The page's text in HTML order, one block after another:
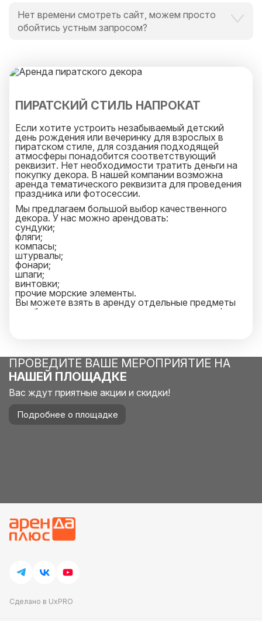
поскольку мы всегда идем навстречу и готовы
выручить в любой ситуации, поскольку
Нет времени смотреть сайт, можем просто
обойтись устным запросом?
И специально для Вас мы закрепим персонального
менеджера, который оперативно ответит на
сутки.
ПИРАТСКИЙ СТИЛЬ НАПРОКАТ
Если хотите устроить незабываемый детский
день рождения или вечеринку для взрослых в
пиратском стиле, для создания подходящей
атмосферы понадобится соответствующий
реквизит. Нет необходимости тратить деньги на
покупку декора. В нашей компании возможна
аренда тематического реквизита для проведения
праздника или фотосессии.
Мы предлагаем большой выбор качественного
декора. У нас можно арендовать:
сундуки;
фляги;
компасы;
штурвалы;
фонари;
шпаги;
винтовки;
прочие морские элементы.
Вы можете взять в аренду отдельные предметы
или большие декорации для создания атмосферы
использоваться при проведении конкурсов, игр и
развлечений, а также обустройства фотозоны.
Стоимость аренды в нашей компании невысокая,
при этом все элементы качественно изготовлены.
Доставим арендованные элементы на место
с нами, чтобы обсудить детали!
ПРОВЕДИТЕ ВАШЕ МЕРОПРИЯТИЕ НА
НАШЕЙ ПЛОЩАДКЕ
Вас ждут приятные акции и скидки!
Подробнее о площадке
Сделано в UxPRO